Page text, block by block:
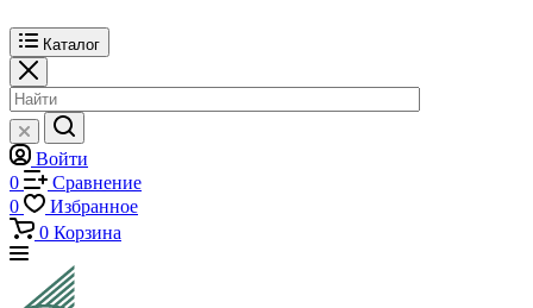
Каталог
Войти
0
Сравнение
0
Избранное
0 Корзина